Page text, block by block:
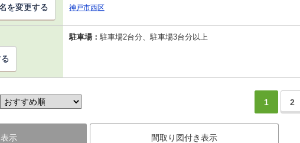
神戸市西区
を変更する
駐車場：駐車場2台分、駐車場3台分以上
1 2
示 間取り図付き表示